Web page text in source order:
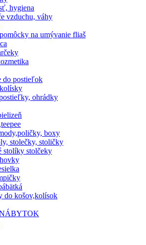
hygiena
vzduchu, váhy
na umývanie fliaš
do postieľok
ohrádky
boxy
stolečky, stoličky
stolíky stolčeky
do košov,kolísok